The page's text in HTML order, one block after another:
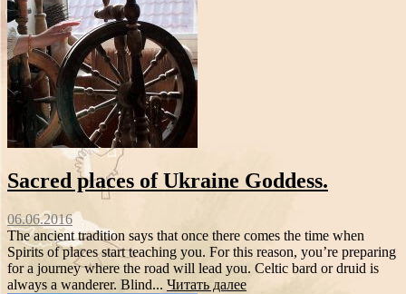
Sacred places of Ukraine Goddess.
06.06.2016
The ancient tradition says that once there comes the time when
Spirits of places start teaching you. For this reason, you’re preparing
for a journey where the road will lead you. Celtic bard or druid is
always a wanderer. Blind... Читать далее